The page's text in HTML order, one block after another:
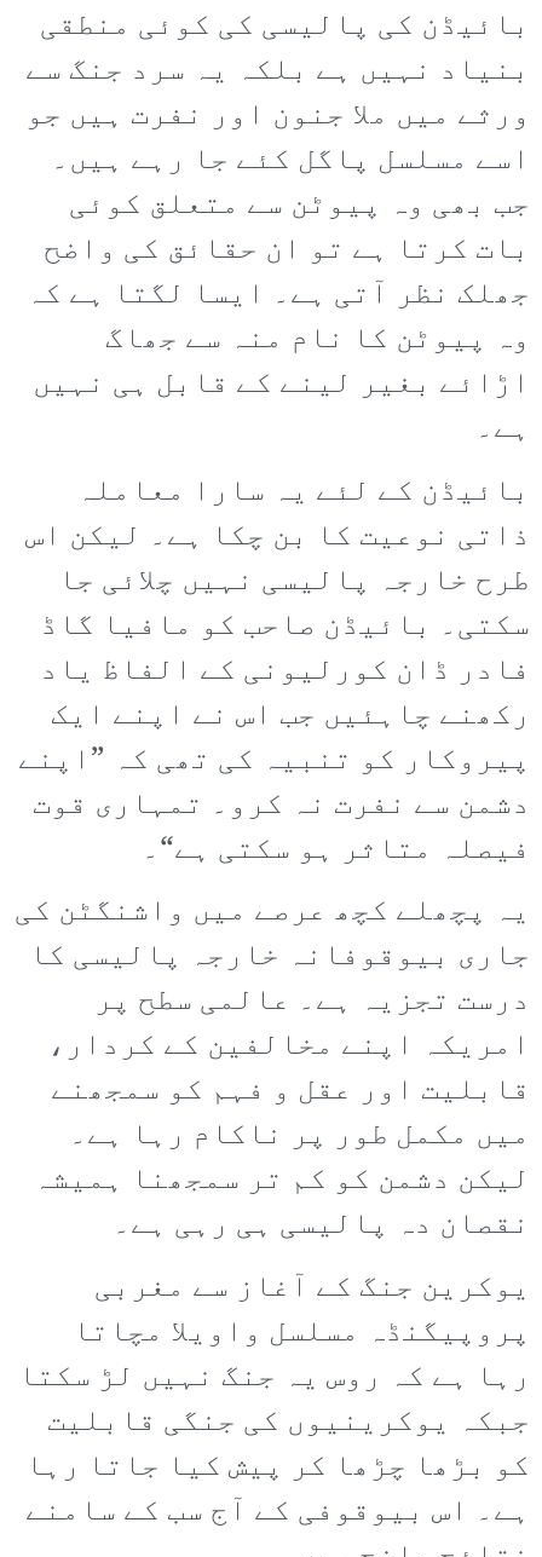
بائیڈن کی پالیسی کی کوئی منطقی
بنیاد نہیں ہے بلکہ یہ سرد جنگ سے
ورثے میں ملا جنون اور نفرت ہیں جو
اسے مسلسل پاگل کئے جا رہے ہیں۔
جب بھی وہ پیوٹن سے متعلق کوئی
بات کرتا ہے تو ان حقائق کی واضح
جھلک نظر آتی ہے۔ ایسا لگتا ہے کہ
وہ پیوٹن کا نام منہ سے جھاگ
اڑائے بغیر لینے کے قابل ہی نہیں
ہے۔
بائیڈن کے لئے یہ سارا معاملہ
ذاتی نوعیت کا بن چکا ہے۔ لیکن اس
طرح خارجہ پالیسی نہیں چلائی جا
سکتی۔ بائیڈن صاحب کو مافیا گاڈ
فادر ڈان کورلیونی کے الفاظ یاد
رکھنے چاہئیں جب اس نے اپنے ایک
پیروکار کو تنبیہ کی تھی کہ ”اپنے
دشمن سے نفرت نہ کرو۔ تمہاری قوت
فیصلہ متاثر ہو سکتی ہے“۔
یہ پچھلے کچھ عرصے میں واشنگٹن کی
جاری بیوقوفانہ خارجہ پالیسی کا
درست تجزیہ ہے۔ عالمی سطح پر
امریکہ اپنے مخالفین کے کردار،
قابلیت اور عقل و فہم کو سمجھنے
میں مکمل طور پر ناکام رہا ہے۔
لیکن دشمن کو کم تر سمجھنا ہمیشہ
نقصان دہ پالیسی ہی رہی ہے۔
یوکرین جنگ کے آغاز سے مغربی
پروپیگنڈہ مسلسل واویلا مچاتا
رہا ہے کہ روس یہ جنگ نہیں لڑ سکتا
جبکہ یوکرینیوں کی جنگی قابلیت
کو بڑھا چڑھا کر پیش کیا جاتا رہا
ہے۔ اس بیوقوفی کے آج سب کے سامنے